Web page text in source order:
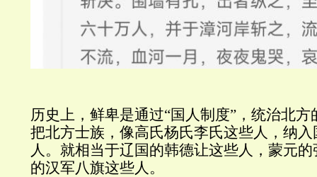
历史上，鲜卑是通过“国人制度”，统治北
把北方士族，像高氏杨氏李氏这些人，纳
人。就相当于辽国的韩德让这些人，蒙元
的汉军八旗这些人。